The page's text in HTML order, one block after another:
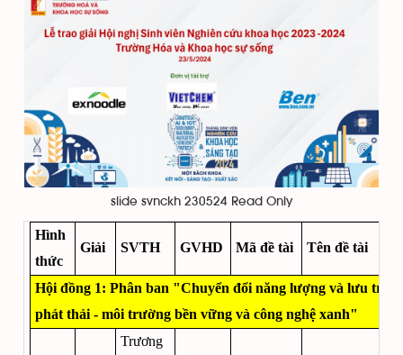
slide svnckh 230524 Read Only
Hình
thức
Giải SVTH GVHD Mã đề tài Tên đề tài
Hội đồng 1: Phân ban "Chuyển đổi năng lượng và lưu trữ,
phát thải - môi trường bền vững và công nghệ xanh"
Trương